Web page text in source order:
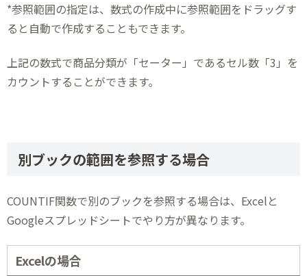
*参照範囲の指定は、数式の作成中に参照範囲をドラッグす
ると自動で作成することもできます。
上記の数式で商品分類が「セーター」であるセル数「3」を
カウントすることができます。
別ブックの範囲を参照する場合
COUNTIF関数で別のブックを参照する場合は、Excelと
Googleスプレッドシートでやり方が異なります。
Excelの場合